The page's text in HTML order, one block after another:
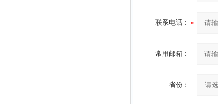
联系电话：
常用邮箱：
省份：